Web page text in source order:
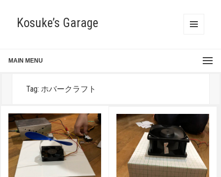
Kosuke’s Garage
MAIN MENU
Tag: ホバークラフト